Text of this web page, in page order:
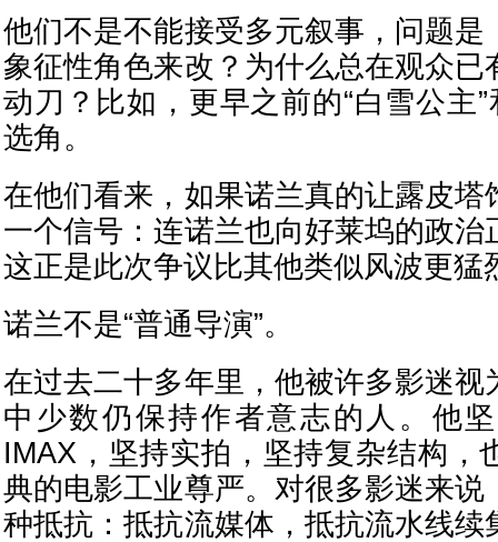
他们不是不能接受多元叙事，问题是
象征性角色来改？为什么总在观众已
动刀？比如，更早之前的“白雪公主”
选角。
在他们看来，如果诺兰真的让露皮塔
一个信号：连诺兰也向好莱坞的政治
这正是此次争议比其他类似风波更猛
诺兰不是“普通导演”。
在过去二十多年里，他被许多影迷视
中少数仍保持作者意志的人。他
IMAX，坚持实拍，坚持复杂结构，
典的电影工业尊严。对很多影迷来说
种抵抗：抵抗流媒体，抵抗流水线续